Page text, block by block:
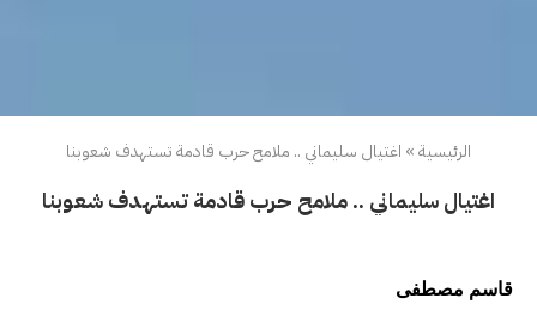
الرئيسية» اغتيال سليماني .. ملامح حرب قادمة تستهدف شعوبنا
اغتيال سليماني .. ملامح حرب قادمة تستهدف شعوبنا
قاسم مصطفى